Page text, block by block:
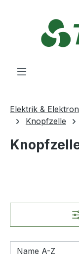
Elektrik &
Knopfzelle